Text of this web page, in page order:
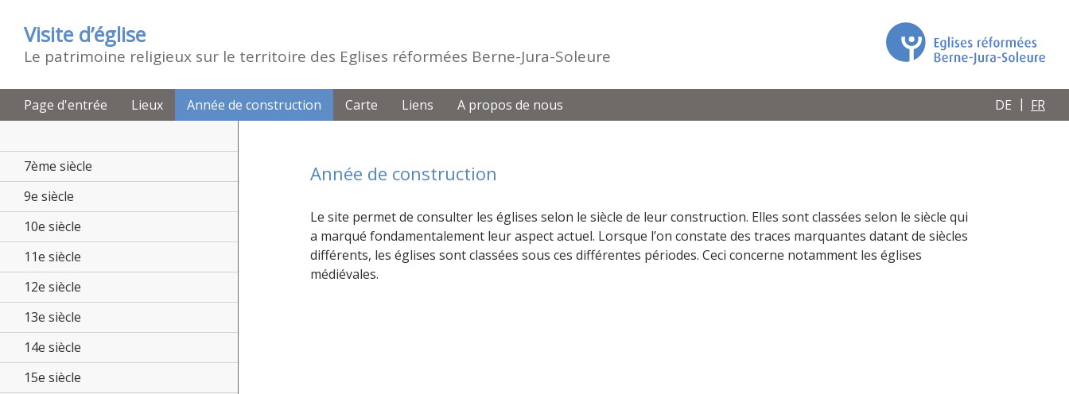
Visite d’église
Le patrimoine religieux sur le territoire des Eglises réformées Berne-Jura-Soleure
Page d'entrée Lieux Année de construction Carte Liens A propos de nous DE FR
7ème siècle
9e siècle
10e siècle
11e siècle
12e siècle
13e siècle
14e siècle
15e siècle
Année de construction
Le site permet de consulter les églises selon le siècle de leur construction. Elles sont classées selon le siècle qui
a marqué fondamentalement leur aspect actuel. Lorsque l’on constate des traces marquantes datant de siècles
différents, les églises sont classées sous ces différentes périodes. Ceci concerne notamment les églises
médiévales.